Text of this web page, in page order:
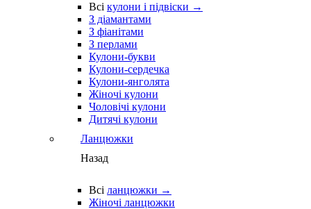
Всі кулони і підвіски →
З діамантами
З фіанітами
З перлами
Кулони-букви
Кулони-сердечка
Кулони-янголята
Жіночі кулони
Чоловічі кулони
Дитячі кулони
Ланцюжки
Назад
Всі ланцюжки →
Жіночі ланцюжки